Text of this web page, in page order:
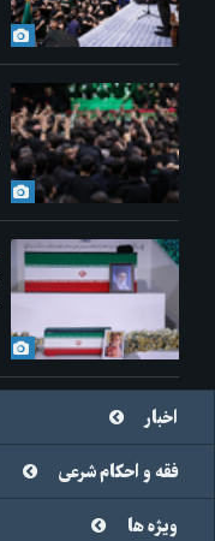
اخبار
فقه و احکام شرعی
ویژه ها